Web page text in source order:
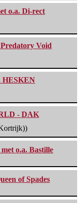
o.a. Di-rect
Predatory Void
HESKEN
- DAK
o.a. Bastille
of Spades